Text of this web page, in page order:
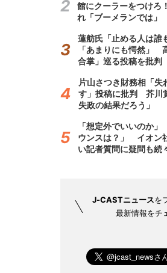
館にクーラーをつけろ
れ「ブーメランでは」
蓮舫氏「止める人は誰
「あまりにも愕然」
合掌」巡る投稿を批判
片山さつき財務相「
す」投稿に批判 芥川
失政の結果だろう」
「想定外でいいのか
ウンスは？」 イオン
い記者質問に疑問も続
J-CASTニュースを
最新情報をチ